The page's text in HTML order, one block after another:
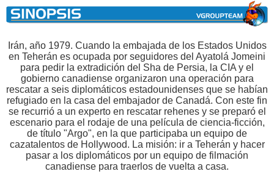
Irán, año 1979. Cuando la embajada de los Estados Unidos
en Teherán es ocupada por seguidores del Ayatolá Jomeini
para pedir la extradición del Sha de Persia, la CIA y el
gobierno canadiense organizaron una operación para
rescatar a seis diplomáticos estadounidenses que se habían
refugiado en la casa del embajador de Canadá. Con este fin
se recurrió a un experto en rescatar rehenes y se preparó el
escenario para el rodaje de una película de ciencia-ficción,
de título "Argo", en la que participaba un equipo de
cazatalentos de Hollywood. La misión: ir a Teherán y hacer
pasar a los diplomáticos por un equipo de filmación
canadiense para traerlos de vuelta a casa.